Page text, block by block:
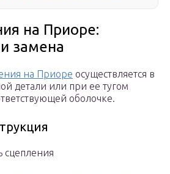
на Приоре:
замена
на Приоре осуществляется в
детали или при ее тугом
оболочке.
сцепления